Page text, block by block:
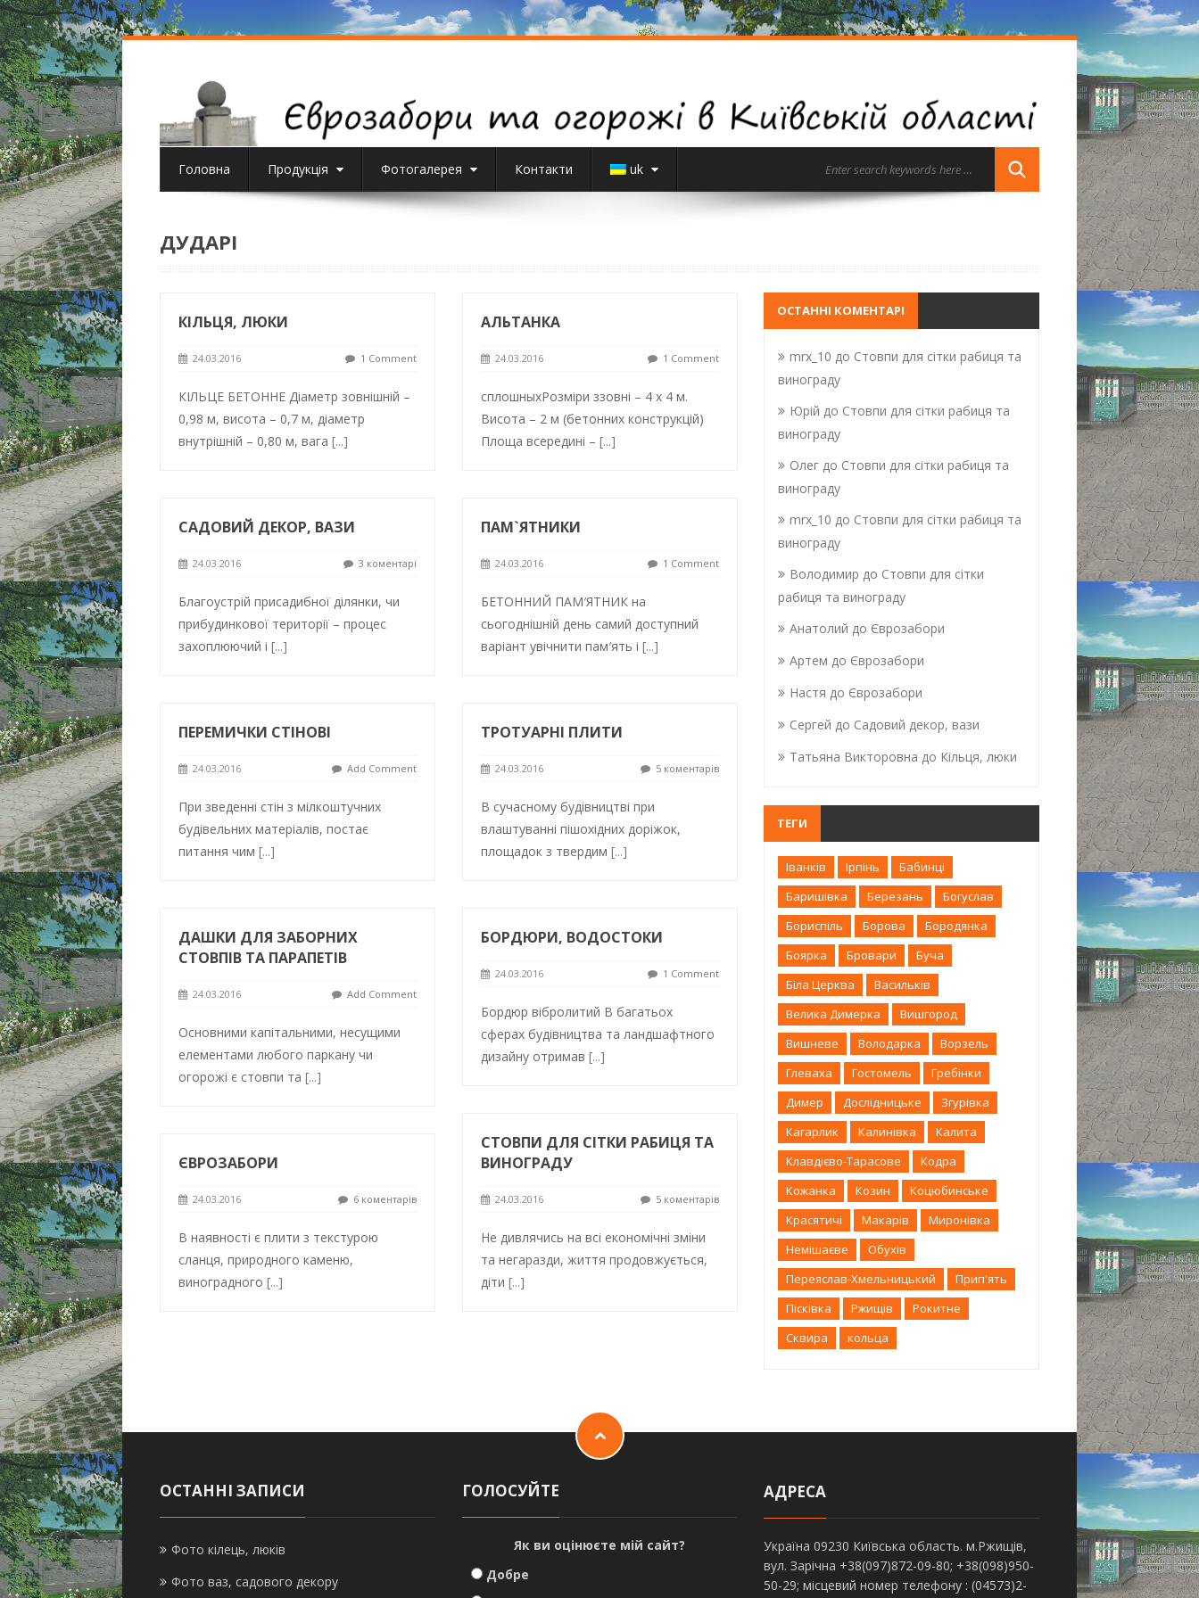
Головна Продукція Фотогалерея Контакти uk
ДУДАРІ
КІЛЬЦЯ, ЛЮКИ
24.03.2016 1 Comment
КІЛЬЦЕ БЕТОННЕ Діаметр зовнішній –
0,98 м, висота – 0,7 м, діаметр
внутрішній – 0,80 м, вага [...]
АЛЬТАНКА
24.03.2016 1 Comment
сплошныхРозміри ззовні – 4 х 4 м.
Висота – 2 м (бетонних конструкцій)
Площа всередині – [...]
САДОВИЙ ДЕКОР, ВАЗИ
24.03.2016 3 коментарі
Благоустрій присадибної ділянки, чи
прибудинкової території – процес
захоплюючий і [...]
ПАМ`ЯТНИКИ
24.03.2016 1 Comment
БЕТОННИЙ ПАМ′ЯТНИК на
сьогоднішній день самий доступний
варіант увічнити пам′ять і [...]
ПЕРЕМИЧКИ СТІНОВІ
24.03.2016 Add Comment
При зведенні стін з мілкоштучних
будівельних матеріалів, постає
питання чим [...]
ТРОТУАРНІ ПЛИТИ
24.03.2016 5 коментарів
В сучасному будівництві при
влаштуванні пішохідних доріжок,
площадок з твердим [...]
ДАШКИ ДЛЯ ЗАБОРНИХ
СТОВПІВ ТА ПАРАПЕТІВ
24.03.2016 Add Comment
Основними капітальними, несущими
елементами любого паркану чи
огорожі є стовпи та [...]
БОРДЮРИ, ВОДОСТОКИ
24.03.2016 1 Comment
Бордюр вібролитий В багатьох
сферах будівництва та ландшафтного
дизайну отримав [...]
СТОВПИ ДЛЯ СІТКИ РАБИЦЯ ТА
ВИНОГРАДУ
24.03.2016 5 коментарів
Не дивлячись на всі економічні зміни
та негаразди, життя продовжується,
діти [...]
ЄВРОЗАБОРИ
24.03.2016 6 коментарів
В наявності є плити з текстурою
сланця, природного каменю,
виноградного [...]
ОСТАННІ КОМЕНТАРІ
mrx_10 до Стовпи для сітки рабиця та
винограду
Юрій до Стовпи для сітки рабиця та
винограду
Олег до Стовпи для сітки рабиця та
винограду
mrx_10 до Стовпи для сітки рабиця та
винограду
Володимир до Стовпи для сітки
рабиця та винограду
Анатолий до Єврозабори
Артем до Єврозабори
Настя до Єврозабори
Сергей до Садовий декор, вази
Татьяна Викторовна до Кільця, люки
ТЕГИ
Іванків Ірпінь
Бабинці
Баришівка
Березань
Богуслав
Бориспіль
Борова
Бородянка
Боярка
Бровари
Буча
Біла Церква
Васильків
Велика Димерка
Вишгород
Вишневе
Володарка
Ворзель
Глеваха
Гостомель
Гребінки
Димер
Дослідницьке
Згурівка
Кагарлик
Калинівка
Калита
Клавдієво-Тарасове
Кодра
Кожанка
Козин
Коцюбинське
Красятичі
Макарів
Миронівка
Немішаєве
Обухів
Переяслав-Хмельницький
Прип'ять
Пісківка
Ржищів
Рокитне
Сквира
кольца
ОСТАННІ ЗАПИСИ
Фото кілець, люків
Фото ваз, садового декору
ГОЛОСУЙТЕ
Як ви оцінюєте мій сайт?
Добре
АДРЕСА
Україна 09230 Київська область. м.Ржищів,
вул. Зарічна +38(097)872-09-80; +38(098)950-
50-29; місцевий номер телефону : (04573)2-